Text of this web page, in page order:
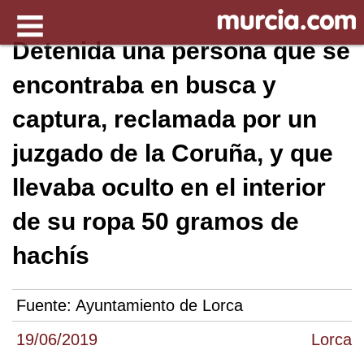
19/06/2019 Lorca
Detenida una persona que se
encontraba en busca y
captura, reclamada por un
juzgado de la Coruña, y que
llevaba oculto en el interior
de su ropa 50 gramos de
hachís
Fuente: Ayuntamiento de Lorca